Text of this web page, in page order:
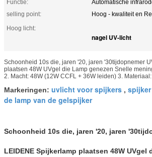
Functie:
Automatische
selling point:
Hoog - kwaliteit en
Hoog licht:
nagel UV-licht
Schoonheid 10s die, jaren '20, jaren '30tijdopnemer
plaatsen 48W UVgel die Lamp genezen Snelle
2. Macht: 48W (12W CCFL + 36W leiden) 3. Materiaal:
Markeringen: uvlicht voor spijkers ,
de lamp van de gelspijker
Schoonheid 10s die, jaren '20, jaren
LEIDENE Spijkerlamp plaatsen 48W UVgel